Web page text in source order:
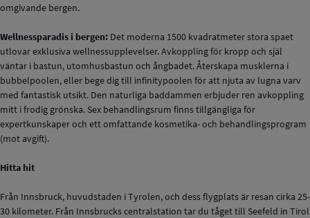
omgivande bergen.
Wellnessparadis i bergen: Det moderna 1500 kvadratmeter stora spaet
utlovar exklusiva wellnessupplevelser. Avkoppling för kropp och själ
väntar i bastun, utomhusbastun och ångbadet. Återskapa musklerna i
bubbelpoolen, eller bege dig till infinitypoolen för att njuta av lugna varv
med fantastisk utsikt. Den naturliga baddammen erbjuder ren avkoppling
mitt i frodig grönska. Sex behandlingsrum finns tillgängliga för
expertkunskaper och ett omfattande kosmetika- och behandlingsprogram
(mot avgift).
Hitta hit
Från Innsbruck, huvudstaden i Tyrolen, och dess flygplats är resan cirka 25-
30 kilometer. Från Innsbrucks centralstation tar du tåget till Seefeld in Tirol